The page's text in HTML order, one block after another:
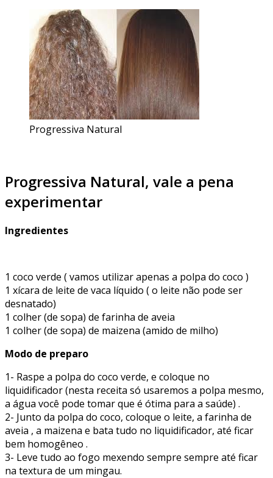
Progressiva Natural
Progressiva Natural, vale a pena
experimentar
Ingredientes
1 coco verde ( vamos utilizar apenas a polpa do coco )
1 xícara de leite de vaca líquido ( o leite não pode ser
desnatado)
1 colher (de sopa) de farinha de aveia
1 colher (de sopa) de maizena (amido de milho)
Modo de preparo
1- Raspe a polpa do coco verde, e coloque no
liquidificador (nesta receita só usaremos a polpa mesmo,
a água você pode tomar que é ótima para a saúde) .
2- Junto da polpa do coco, coloque o leite, a farinha de
aveia , a maizena e bata tudo no liquidificador, até ficar
bem homogêneo .
3- Leve tudo ao fogo mexendo sempre sempre até ficar
na textura de um mingau.